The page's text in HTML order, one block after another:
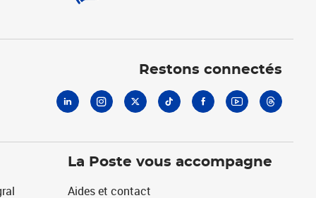
Restons connectés
La Poste vous accompagne
Aides et contact